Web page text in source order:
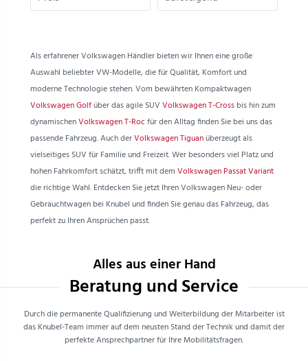
Als erfahrener Volkswagen Händler bieten wir Ihnen eine große
Auswahl beliebter VW-Modelle, die für Qualität, Komfort und
moderne Technologie stehen. Vom bewährten Kompaktwagen
Volkswagen Golfüber das agile SUV Volkswagen T-Cross bis hin zum
dynamischenVolkswagen T-Roc für den Alltag finden Sie bei uns das
passende Fahrzeug. Auch derVolkswagen Tiguanüberzeugt als
vielseitiges SUV für Familie und Freizeit. Wer besonders viel Platz und
hohen Fahrkomfort schätzt, trifft mit dem Volkswagen Passat Variant
die richtige Wahl. Entdecken Sie jetzt Ihren Volkswagen Neu- oder
Gebrauchtwagen bei Knubel und finden Sie genau das Fahrzeug, das
perfekt zu Ihren Ansprüchen passt.
Alles aus einer Hand
Beratung und Service
Durch die permanente Qualifizierung und Weiterbildung der Mitarbeiter ist
das Knubel-Team immer auf dem neusten Stand der Technik und damit der
perfekte Ansprechpartner für Ihre Mobilitätsfragen.